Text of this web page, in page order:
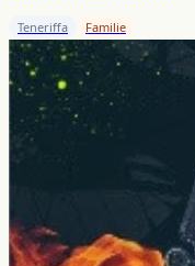
Teneriffa Familie